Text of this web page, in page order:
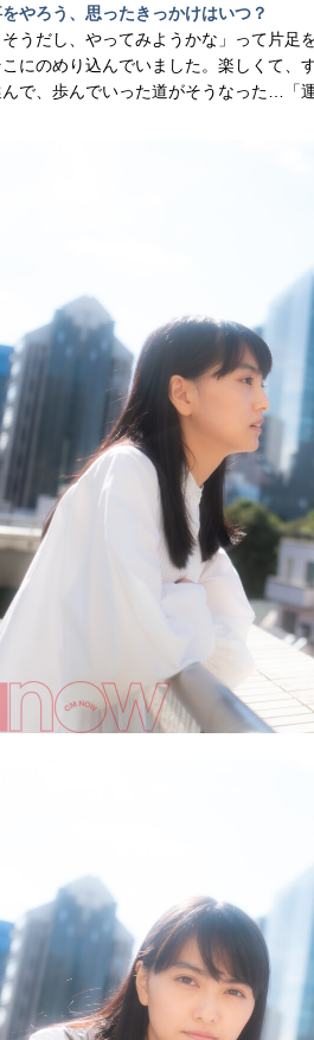
やろう、思ったきっかけはいつ？
うだし、やってみようかな」って片足
にのめり込んでいました。楽しくて、
で、歩んでいった道がそうなった…「